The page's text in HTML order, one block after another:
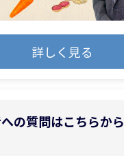
詳しく見る
の質問はこちらから